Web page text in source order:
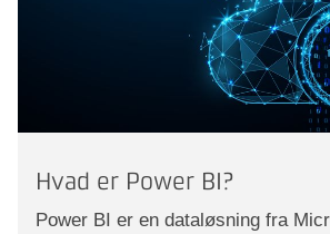
Hvad er Power BI?
Power BI er en dataløsning fra